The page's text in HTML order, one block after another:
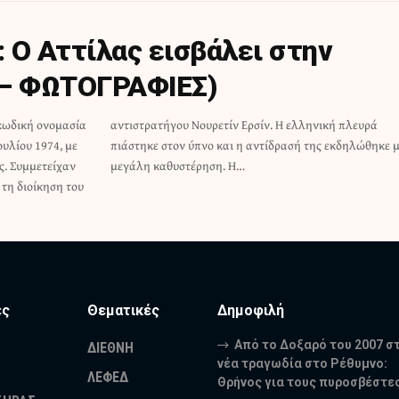
Ο Αττίλας εισβάλει στην
ΦΩΤΟΓΡΑΦΙΕΣ)
ονομασία
1974, με
Συμμετείχαν
διοίκηση του
πλευρά
με
μεγάλη καθυστέρηση. Η…
Θεματικές
ΔΙΕΘΝΗ
ΛΕΦΕΔ
Δημοφιλή
Από το Δοξαρό του 2007
νέα τραγωδία στο Ρέθυμνο:
Θρήνος για τους